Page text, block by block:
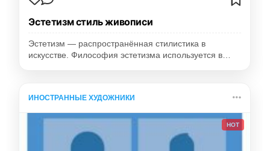
Эстетизм стиль живописи
Эстетизм — распространённая стилистика в
искусстве. Философия эстетизма используется в…
ИНОСТРАННЫЕ ХУДОЖНИКИ
HOT